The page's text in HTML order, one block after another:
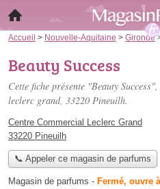
Accueil > Nouvelle-Aquitaine > Gironde
Beauty Success
Cette fiche présente "Beauty
leclerc grand, 33220 Pineuilh.
Centre Commercial Leclerc Grand
33220 Pineuilh
📞 Appeler ce magasin de parfums
Magasin de parfums - Fermé, ouvre